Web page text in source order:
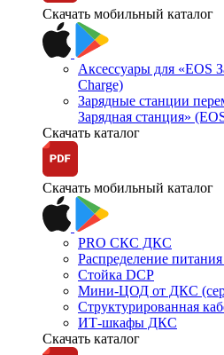
Скачать мобильный каталог
Аксессуары для «EOS
Charge)
Зарядные станции
Зарядная станция»
Скачать каталог
Скачать мобильный каталог
PRO СКС ДКС
Распределение
Стойка DCP
Мини-ЦОД от ДКС
Структурированная
ИТ-шкафы ДКС
Скачать каталог